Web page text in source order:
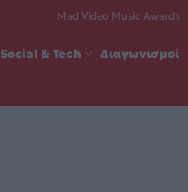
Mad Video Music Awards
Social & Tech Διαγωνισμοί